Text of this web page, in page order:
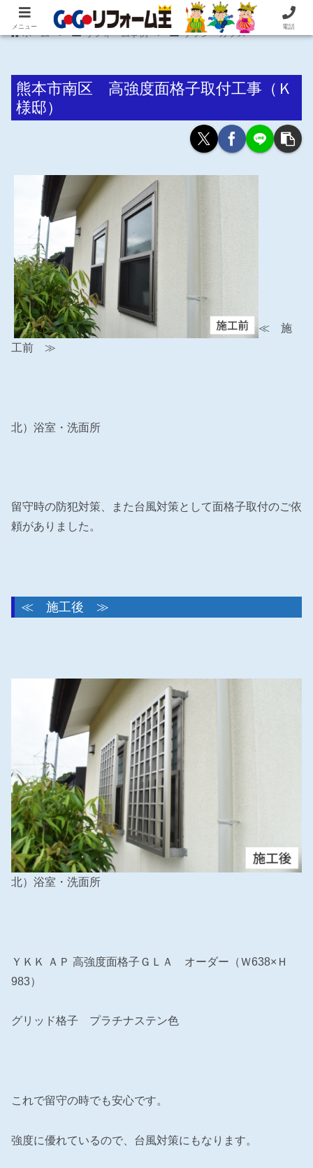
住まいの困ったを即解決！住宅リフォーム専門 株式会社 笠井産業
ホーム リフォーム事例 サッシ・ガラス
熊本市南区 高強度面格子取付工事（Ｋ
様邸）
≪ 施
工前 ≫
北）浴室・洗面所
留守時の防犯対策、また台風対策として面格子取付のご依
頼がありました。
≪ 施工後 ≫
北）浴室・洗面所
ＹＫＫ ＡＰ 高強度面格子ＧＬＡ オーダー（Ｗ638×Ｈ
983）
グリッド格子 プラチナステン色
これで留守の時でも安心です。
強度に優れているので、台風対策にもなります。
メニュー 電話